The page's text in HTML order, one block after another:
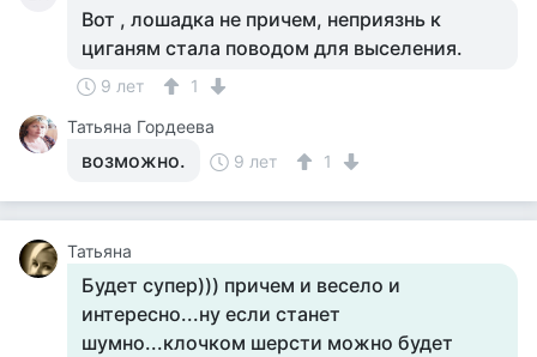
Вот , лошадка не причем, неприязнь к
циганям стала поводом для выселения.
9 лет
1
Татьяна Гордеева
возможно. 9 лет 1
Татьяна
Будет супер))) причем и весело и
интересно...ну если станет
шумно...клочком шерсти можно будет